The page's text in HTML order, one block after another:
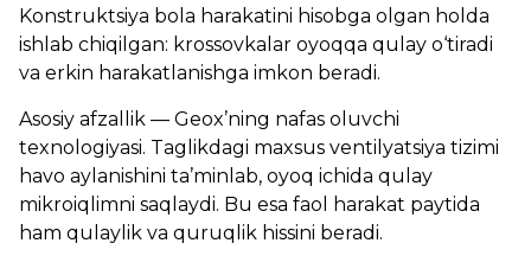
Konstruktsiya bola harakatini hisobga olgan holda
ishlab chiqilgan: krossovkalar oyoqqa qulay o‘tiradi
va erkin harakatlanishga imkon beradi.
Asosiy afzallik — Geox’ning nafas oluvchi
texnologiyasi. Taglikdagi maxsus ventilyatsiya tizimi
havo aylanishini ta’minlab, oyoq ichida qulay
mikroiqlimni saqlaydi. Bu esa faol harakat paytida
ham qulaylik va quruqlik hissini beradi.